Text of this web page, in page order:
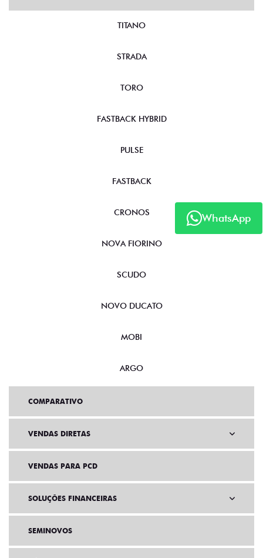
WhatsApp
TITANO
STRADA
TORO
FASTBACK HYBRID
PULSE
FASTBACK
CRONOS
NOVA FIORINO
SCUDO
NOVO DUCATO
MOBI
ARGO
COMPARATIVO
VENDAS DIRETAS
VENDAS PARA PCD
SOLUÇÕES FINANCEIRAS
SEMINOVOS